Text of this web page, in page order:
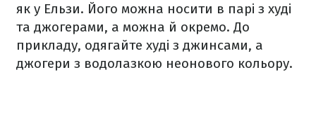
як у Ельзи. Його можна носити в парі з худі
та джогерами, а можна й окремо. До
прикладу, одягайте худі з джинсами, а
джогери з водолазкою неонового кольору.